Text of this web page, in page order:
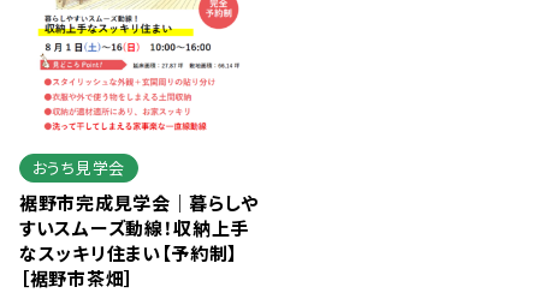
おうち見学会
裾野市完成見学会｜暮らしや
すいスムーズ動線！収納上手
なスッキリ住まい【予約制】
［裾野市茶畑］